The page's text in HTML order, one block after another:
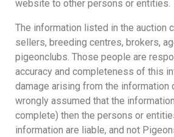
website to other persons or entities.
The information listed in the auction
sellers, breeding centres, brokers,
pigeonclubs. Those people are
accuracy and completeness of this
damage arising from the information
wrongly assumed that the
complete) then the persons or
information are liable, and not